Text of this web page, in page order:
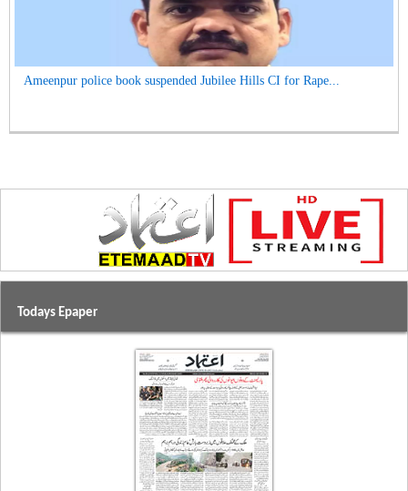
Ameenpur police book suspended Jubilee Hills CI for Rape...
Todays Epaper